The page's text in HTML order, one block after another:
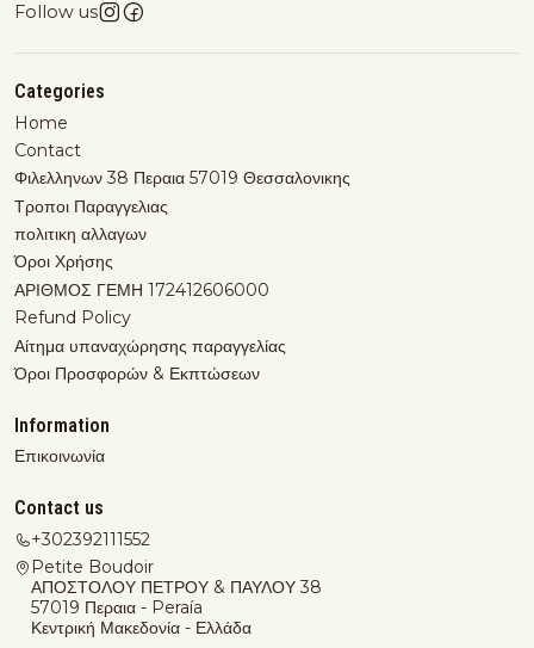
Follow us
Categories
Home
Contact
Φιλελληνων 38 Περαια 57019 Θεσσαλονικης
Τροποι Παραγγελιας
πολιτικη αλλαγων
Όροι Χρήσης
ΑΡΙΘΜΟΣ ΓΕΜΗ 172412606000
Refund Policy
Αίτημα υπαναχώρησης παραγγελίας
Όροι Προσφορών & Εκπτώσεων
Information
Επικοινωνία
Contact us
+302392111552
Petite Boudoir
ΑΠΟΣΤΟΛΟΥ ΠΕΤΡΟΥ & ΠΑΥΛΟΥ 38
57019 Περαια - Peraía
Κεντρική Μακεδονία - Ελλάδα